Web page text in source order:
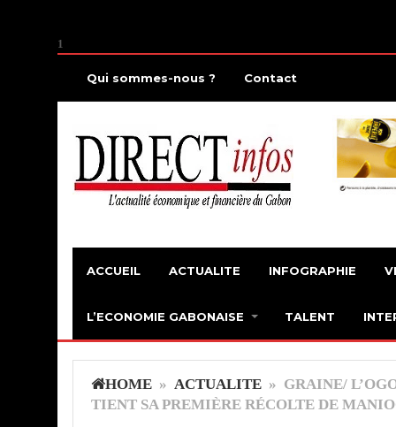
1
Qui sommes-nous ? Contact
ACCUEIL ACTUALITE INFOGRAPHIE
L’ECONOMIE GABONAISE TALENT
HOME » ACTUALITE » GRAINE/
TIENT SA PREMIÈRE RÉCOLTE DE